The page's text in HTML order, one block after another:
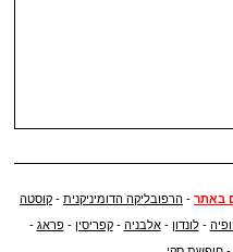
באתר - הרפובליקה הדומיניקנית - קוסטה
-לונדון -אלבניה -קפריסין -פראג -